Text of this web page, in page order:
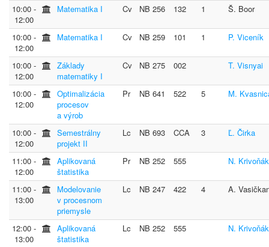
10:00 ‐
12:00
Matematika I Cv NB 256 132 1 Š. Boor
10:00 ‐
12:00
Matematika I Cv NB 259 101 1 P. Viceník
10:00 ‐
12:00
Základy
matematiky I
Cv NB 275 002 T. Visnyai
10:00 ‐
12:00
Optimalizácia
procesov
a výrob
Pr NB 641 522 5 M.
10:00 ‐
12:00
Semestrálny
projekt II
Lc NB 693 CCA 3 Ľ. Čirka
11:00 ‐
12:00
Aplikovaná
štatistika
Pr NB 252 555 N.
11:00 ‐
13:00
Modelovanie
v procesnom
priemysle
Lc NB 247 422 4 A.
12:00 ‐
13:00
Aplikovaná
štatistika
Lc NB 252 555 N.